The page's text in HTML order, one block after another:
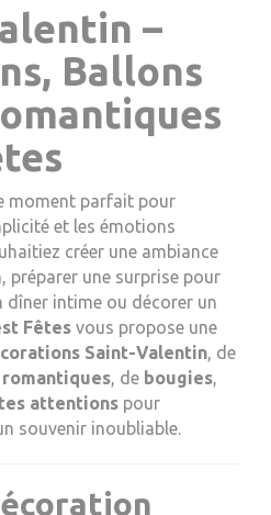
–
Ballons
moment parfait pour
et les émotions
créer une ambiance
préparer une surprise pour
dîner intime ou décorer un
Fêtes vous propose une
Saint-Valentin, de
, de bougies,
attentions pour
souvenir inoubliable.